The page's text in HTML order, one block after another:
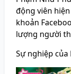
động viên
khoản
lượng người
Sự nghiệp của